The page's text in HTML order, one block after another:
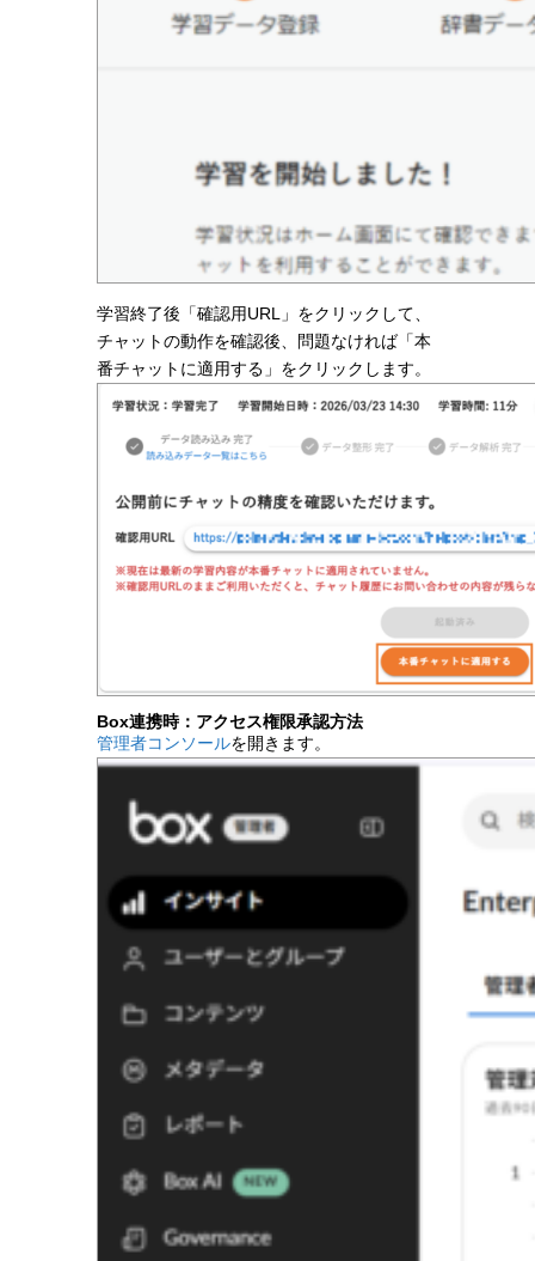
学習終了後「確認用URL」をクリックして、
チャットの動作を確認後、問題なければ「本
番チャットに適用する」をクリックします。
Box連携時：アクセス権限承認方法
管理者コンソールを開きます。